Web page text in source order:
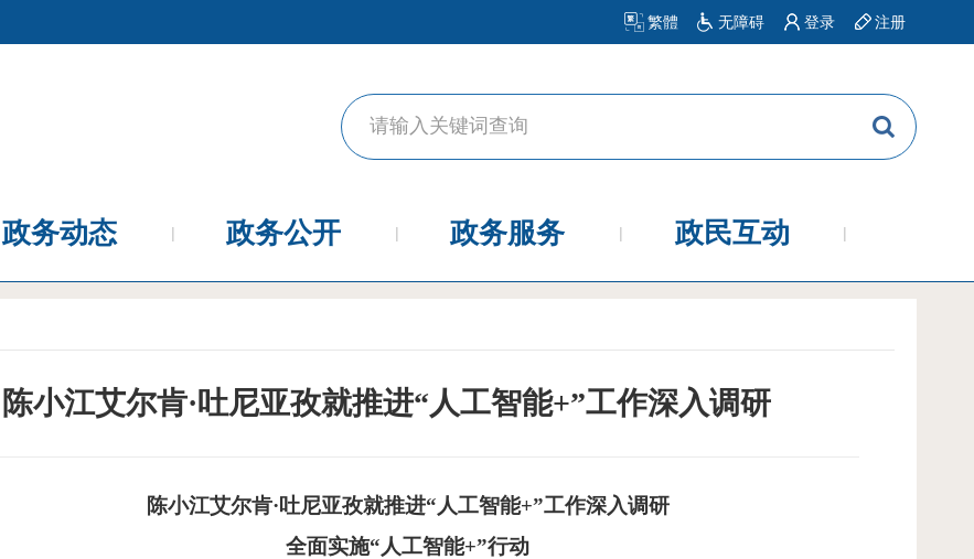
繁體 无障碍 登录 注册
政务动态 政务公开 政务服务 政民互动
陈小江艾尔肯·吐尼亚孜就推进“人工智能+”工作深入调研
陈小江艾尔肯·吐尼亚孜就推进“人工智能+”工作深入调研
全面实施“人工智能+”行动